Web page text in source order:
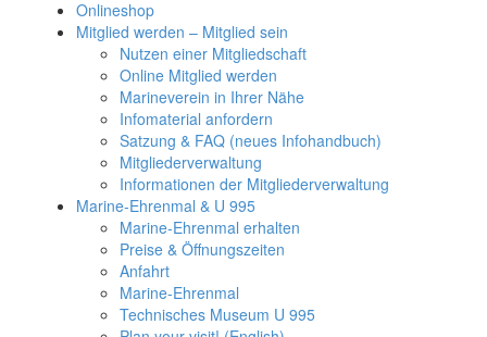
Onlineshop
Mitglied werden – Mitglied sein
Nutzen einer Mitgliedschaft
Online Mitglied werden
Marineverein in Ihrer Nähe
Infomaterial anfordern
Satzung & FAQ (neues Infohandbuch)
Mitgliederverwaltung
Informationen der Mitgliederverwaltung
Marine-Ehrenmal & U 995
Marine-Ehrenmal erhalten
Preise & Öffnungszeiten
Anfahrt
Marine-Ehrenmal
Technisches Museum U 995